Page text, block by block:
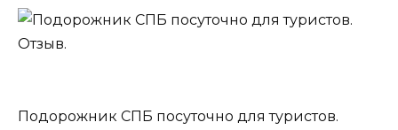
Подорожник СПБ посуточно для туристов.